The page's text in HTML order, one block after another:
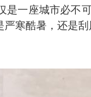
一座城市必不
寒酷暑，还是